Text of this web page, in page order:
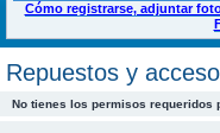
Cómo registrarse, adjuntar
Repuestos y
No tienes los permisos requeridos